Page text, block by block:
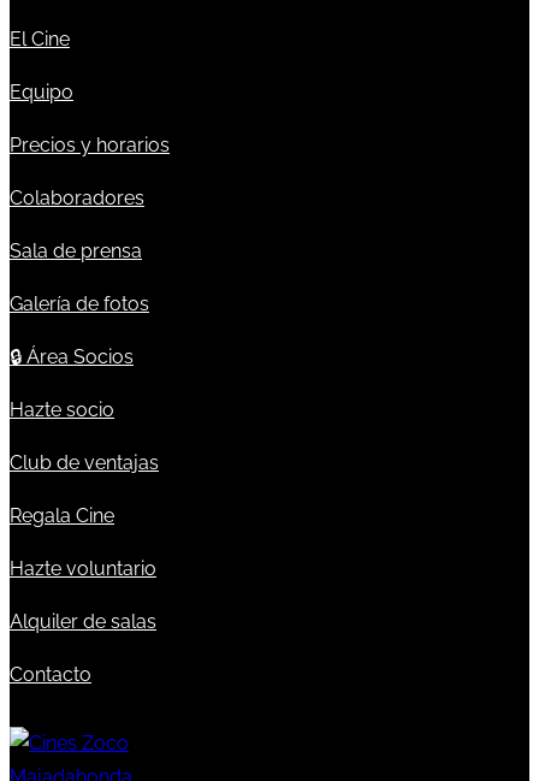
El Cine
Equipo
Precios y horarios
Colaboradores
Sala de prensa
Galería de fotos
🔒 Área Socios
Hazte socio
Club de ventajas
Regala Cine
Hazte voluntario
Alquiler de salas
Contacto